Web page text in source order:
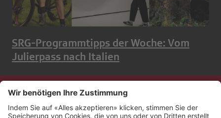
SRG-Programmtipps der Woche: Vom
Julierpass nach Italien
Kontakt